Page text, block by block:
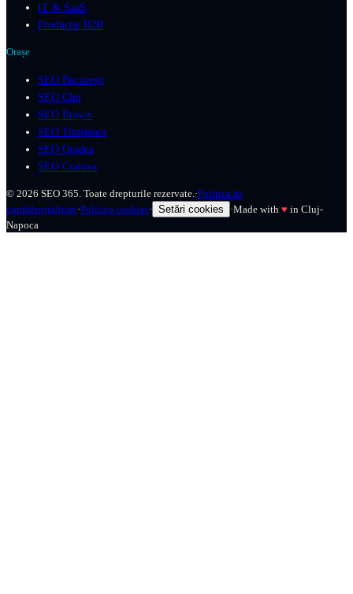
IT & SaaS
Producție B2B
Orașe
SEO București
SEO Cluj
SEO Brașov
SEO Timișoara
SEO Oradea
SEO Craiova
© 2026 SEO 365. Toate drepturile rezervate. ·Politica de
confidențialitate·Politica cookies· Setări cookies ·Made with ♥ in Cluj-
Napoca